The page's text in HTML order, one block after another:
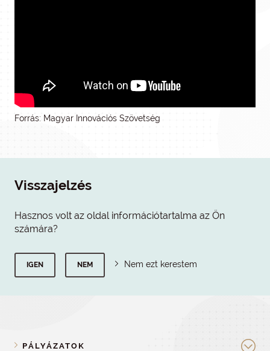
Forrás: Magyar Innovációs Szövetség
Visszajelzés
Hasznos volt az oldal információtartalma az Ön
számára?
IGEN NEM Nem ezt kerestem
PÁLYÁZATOK